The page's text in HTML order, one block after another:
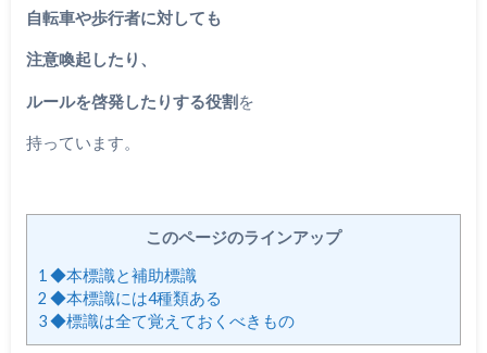
自転車や歩行者に対しても
注意喚起したり、
ルールを啓発したりする役割を
持っています。
このページのラインアップ
1◆本標識と補助標識
2 ◆本標識には4種類ある
3◆標識は全て覚えておくべきもの